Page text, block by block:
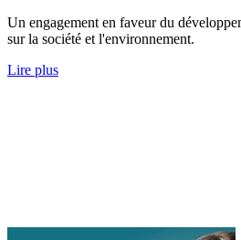
Un engagement en faveur du
sur la société et l'environnement.
Lire plus